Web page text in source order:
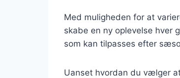
Med muligheden for at
skabe en ny oplevelse hver
som kan tilpasses efter
Uanset hvordan du vælger